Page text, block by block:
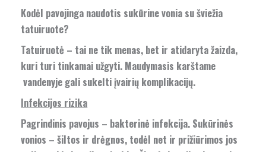
Kodėl pavojinga naudotis sukūrine vonia su šviežia
tatuiruote?
Tatuiruotė – tai ne tik menas, bet ir atidaryta žaizda,
kuri turi tinkamai užgyti. Maudymasis karštame
vandenyje gali sukelti įvairių komplikacijų.
Infekcijos rizika
Pagrindinis pavojus – bakterinė infekcija. Sukūrinės
vonios – šiltos ir drėgnos, todėl net ir prižiūrimos jos